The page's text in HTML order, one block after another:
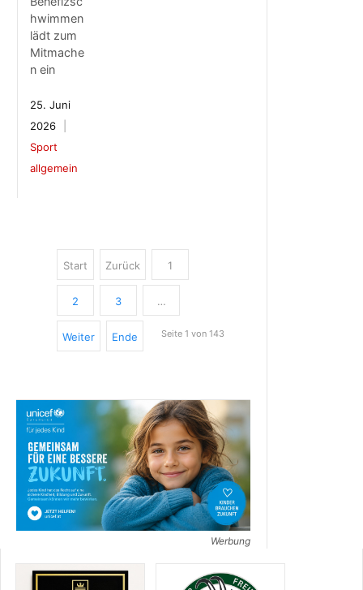
hwimmen
lädt zum
Mitmache
n ein
25. Juni
2026
Sport
allgemein
Start Zurück 1
2 3 …
Weiter Ende Seite 1 von 143
Werbung